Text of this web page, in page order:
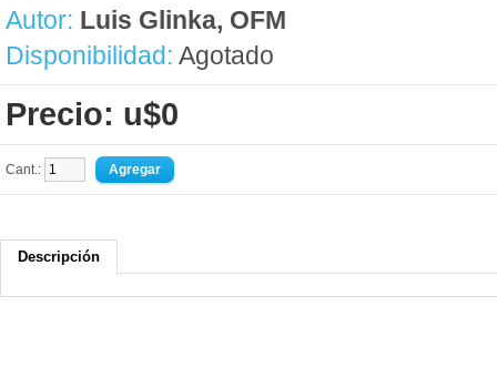
Autor: Luis Glinka, OFM
Disponibilidad: Agotado
Precio: u$0
Cant.:
Descripción